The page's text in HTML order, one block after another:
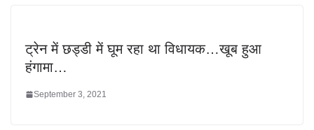
ट्रेन में छड्डी में घूम रहा था विधायक…खूब हुआ
हंगामा…
September 3, 2021